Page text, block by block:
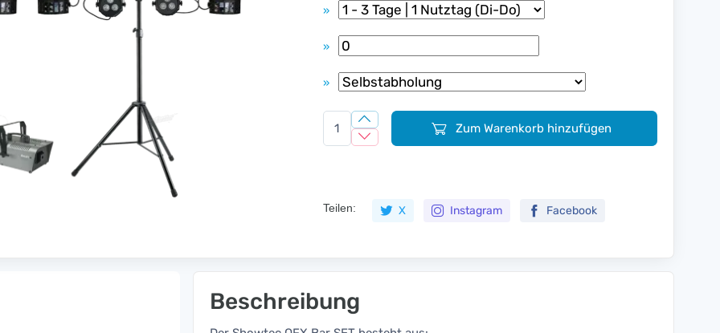
»
»
»
Zum Warenkorb hinzufügen
Teilen: X Instagram Facebook
Beschreibung